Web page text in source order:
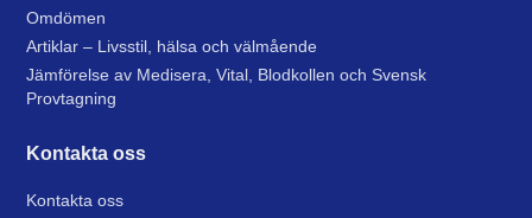
Omdömen
Artiklar – Livsstil, hälsa och välmående
Jämförelse av Medisera, Vital, Blodkollen och Svensk
Provtagning
Kontakta oss
Kontakta oss